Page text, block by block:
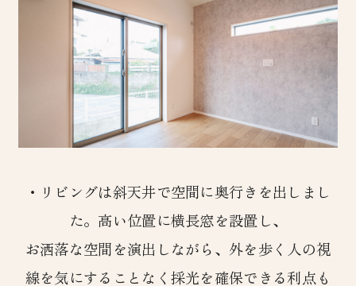
・リビングは斜天井で空間に奥行きを出しまし
た。高い位置に横長窓を設置し、
お洒落な空間を演出しながら、外を歩く人の視
線を気にすることなく採光を確保できる利点も